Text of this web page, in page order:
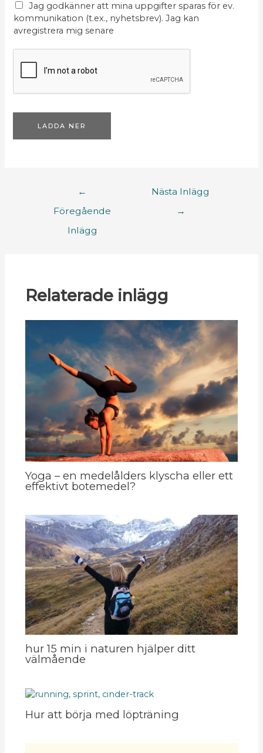
Jag godkänner att mina uppgifter sparas för ev.
kommunikation (t.ex., nyhetsbrev). Jag kan
avregistrera mig senare
LADDA NER
←
Föregående
Inlägg
Nästa Inlägg
→
Relaterade inlägg
Yoga – en medelålders klyscha eller ett
effektivt botemedel?
hur 15 min i naturen hjälper ditt
välmående
Hur att börja med löpträning